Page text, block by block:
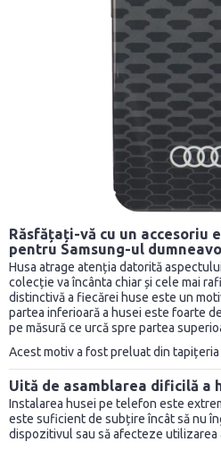
Răsfățați-vă cu un accesoriu
pentru Samsung-ul
Husa atrage atenția datorită
colecție va încânta chiar și cele mai
distinctivă a fiecărei huse este un
partea inferioară a husei este foarte
pe măsură ce urcă spre partea
Acest motiv a fost preluat din
Uită de asamblarea dificilă a
Instalarea husei pe telefon este
este suficient de subțire încât să nu
dispozitivul sau să afecteze utilizarea